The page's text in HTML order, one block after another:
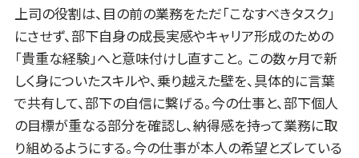
上司の役割は、目の前の業務をただ「こなすべきタスク」
にさせず、部下自身の成長実感やキャリア形成のための
「貴重な経験」へと意味付けし直すこと。 この数ヶ月で新
しく身についたスキルや、乗り越えた壁を、具体的に言葉
で共有して、部下の自信に繋げる。今の仕事と、部下個人
の目標が重なる部分を確認し、納得感を持って業務に取
り組めるようにする。今の仕事が本人の希望とズレている